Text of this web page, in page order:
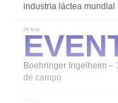
industria láctea mundial
28 Ene
Boehringer Ingelheim –
de campo